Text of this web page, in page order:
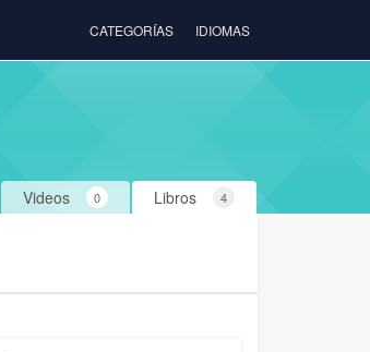
CATEGORÍAS IDIOMAS
Libros 4
Videos 0